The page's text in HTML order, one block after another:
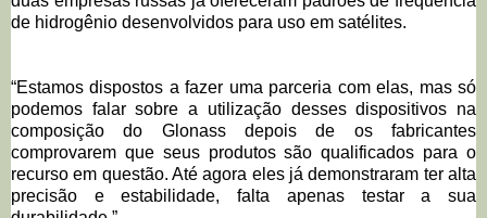
de hidrogênio desenvolvidos para uso em satélites.
“Estamos dispostos a fazer uma parceria com elas, mas só
podemos falar sobre a utilização desses dispositivos na
composição do Glonass depois de os fabricantes
comprovarem que seus produtos são qualificados para o
recurso em questão. Até agora eles já demonstraram ter alta
precisão e estabilidade, falta apenas testar a sua